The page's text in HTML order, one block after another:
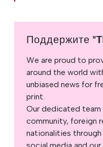
Поддержите
We are proud to
around the world
unbiased news for
print.
Our dedicated
community, foreign
nationalities